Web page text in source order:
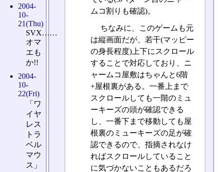
ムコ割りも確認)。
ちなみに、このゲームも元
は縦画面だが、若干(マッピー
の身長程度)上下にスクロール
することで対応しており、ニ
ャームコ屋敷はちゃんと6階
+屋根裏がある。一番上まで
スクロールしても一階のミュ
ーキーズの頭が確認できる
し、一番下まで移動しても屋
根裏のミューキーズの足が確
認できるので、指摘されなけ
ればスクロールしていること
に気づかないこともあるだろ
2004-
10-
21(Thu)
SVX……
オマ
エも
か!!
2004-
10-
22(Fri)
「ワ
イヤ
レス
トラ
ベル
マウ
ス」